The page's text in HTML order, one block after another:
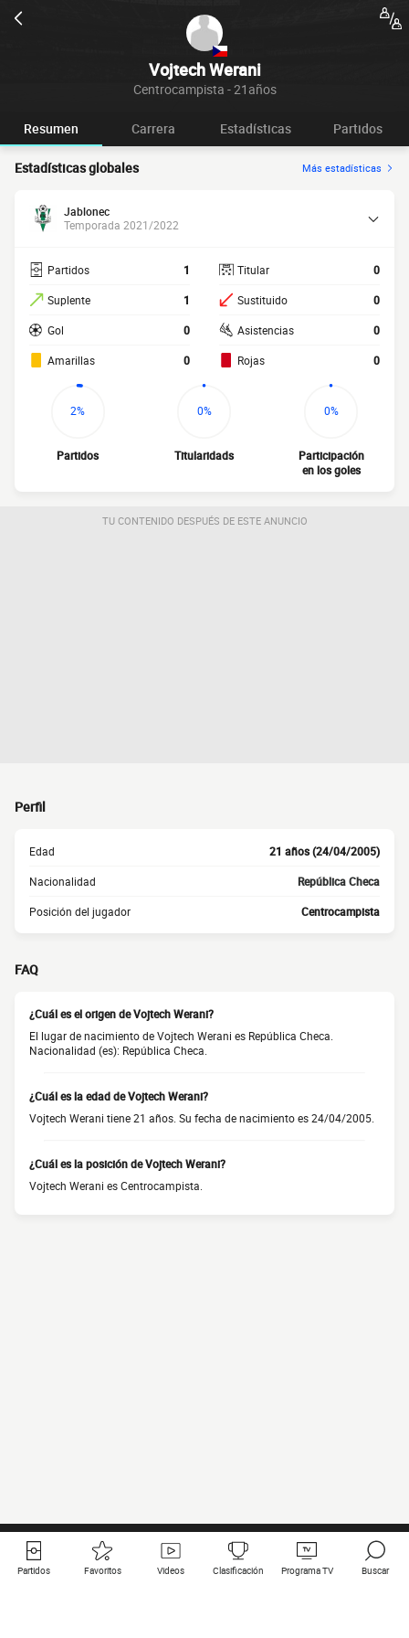
Vojtech Werani
Centrocampista - 21años
Resumen Carrera Estadísticas Partidos
Estadísticas globales Más estadísticas
Jablonec
Temporada 2021/2022
Partidos 1
Suplente 1
Gol 0
Amarillas 0
Titular 0
Sustituido 0
Asistencias 0
Rojas 0
2%
Partidos
0%
Titularidads
0%
Participación
en los goles
TU CONTENIDO DESPUÉS DE ESTE ANUNCIO
Perfil
Edad 21 años (24/04/2005)
Nacionalidad República Checa
Posición del jugador Centrocampista
FAQ
¿Cuál es el origen de Vojtech Werani?
El lugar de nacimiento de Vojtech Werani es República Checa.
Nacionalidad (es): República Checa.
¿Cuál es la edad de Vojtech Werani?
Vojtech Werani tiene 21 años. Su fecha de nacimiento es 24/04/2005.
¿Cuál es la posición de Vojtech Werani?
Vojtech Werani es Centrocampista.
Partidos Favoritos Videos Clasificación Programa TV Buscar